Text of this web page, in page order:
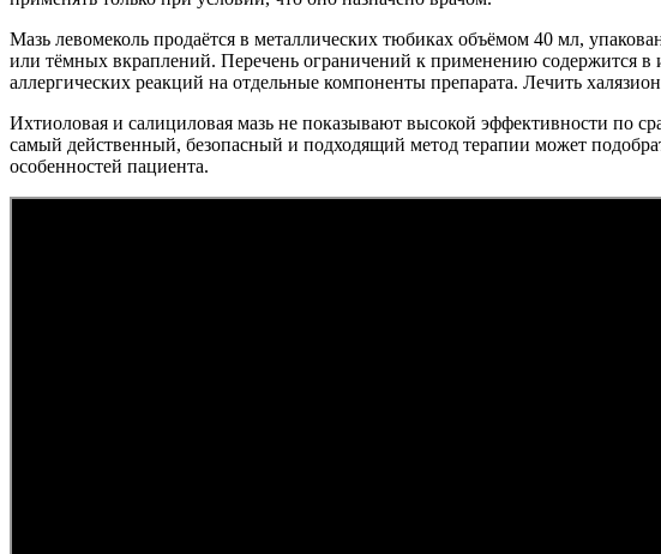
Мазь левомеколь продаётся в металлических тюбиках объёмом 40 мл,
или тёмных вкраплений. Перечень ограничений к применению содержится
аллергических реакций на отдельные компоненты препарата. Лечить
Ихтиоловая и салициловая мазь не показывают высокой эффективности по
самый действенный, безопасный и подходящий метод терапии может
особенностей пациента.